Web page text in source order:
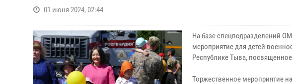
01 июня 2024, 02:44
На базе спецподразделений
мероприятие для детей
Республике Тыва,
Торжественное мероприятие